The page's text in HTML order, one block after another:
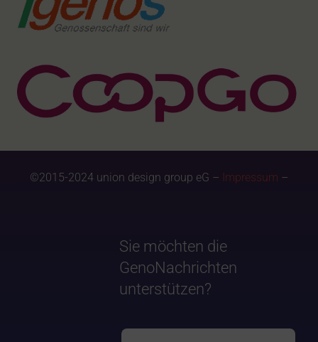
©2015-2024 union design group eG – Impressum –
Sie möchten die
GenoNachrichten
unterstützen?